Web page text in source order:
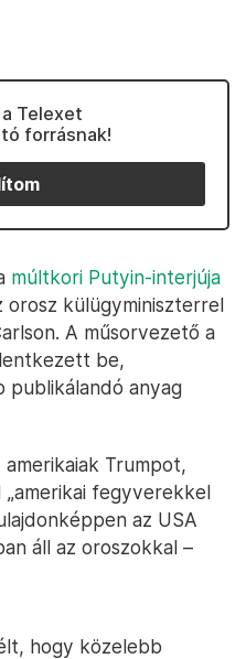
Telexet
forrásnak!
múltkori Putyin-interjúja
orosz külügyminiszterrel
A műsorvezető a
be,
publikálandó anyag
Trumpot,
„amerikai fegyverekkel
az USA
áll az oroszokkal –
hogy közelebb